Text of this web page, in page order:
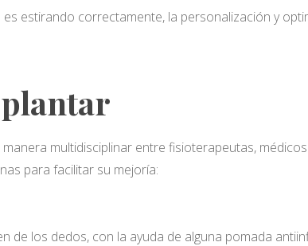
estirando correctamente, la personalización y
multidisciplinar entre fisioterapeutas,
para facilitar su mejoría:
de los dedos, con la ayuda de alguna pomada